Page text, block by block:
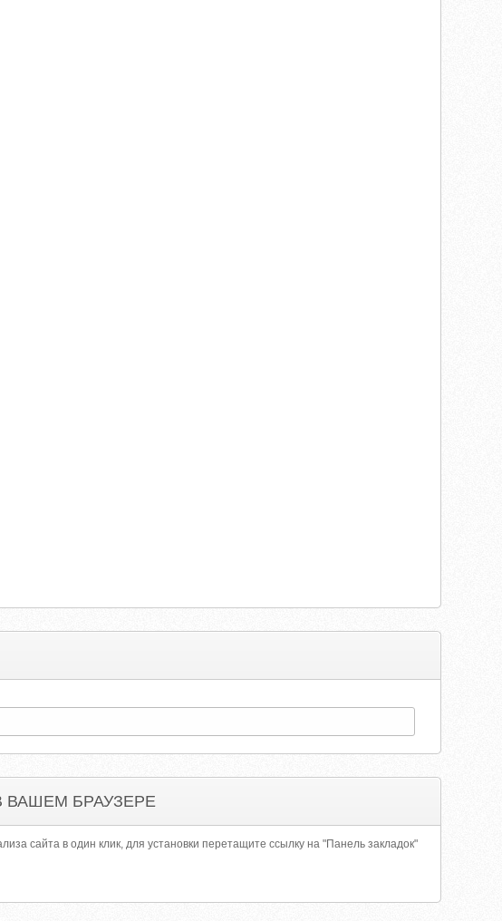
ВАШЕМ БРАУЗЕРЕ
сайта в один клик, для установки перетащите ссылку на "Панель закладок"